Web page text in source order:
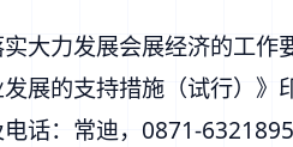
大力发展会展经济的工
展的支持措施（试行）
话：常迪，0871-